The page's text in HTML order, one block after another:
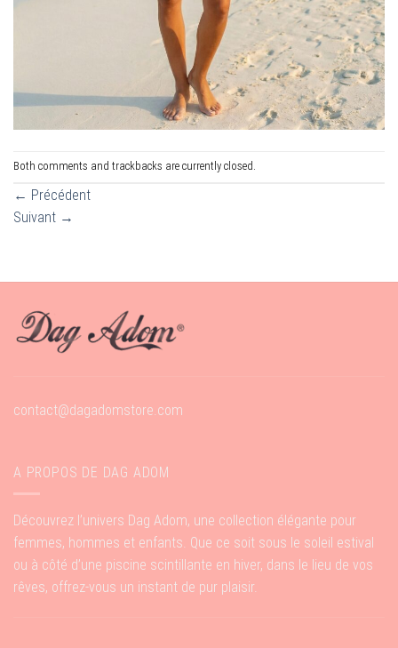
Both comments and trackbacks are currently closed.
← Précédent
Suivant →
contact@dagadomstore.com
A PROPOS DE DAG ADOM
Découvrez l’univers Dag Adom, une collection élégante pour
femmes, hommes et enfants. Que ce soit sous le soleil estival
ou à côté d’une piscine scintillante en hiver, dans le lieu de vos
rêves, offrez-vous un instant de pur plaisir.